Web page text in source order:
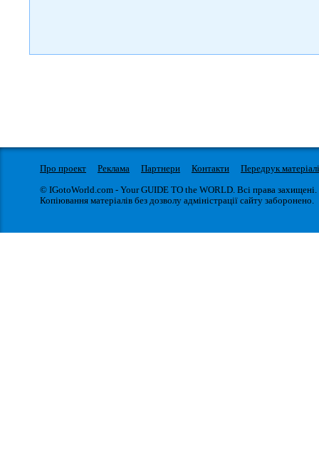
Про проект Реклама Партнери Контакти
Передрук
© IGotoWorld.com - Your GUIDE TO the WORLD. Всі права захищені.
Копіювання матеріалів без дозволу адміністрації сайту заборонено.